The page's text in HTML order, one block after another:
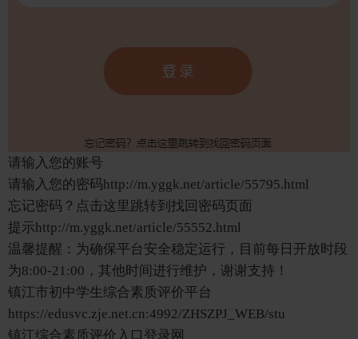
请输入您的账号
请输入您的密码http://m.yggk.net/article/55795.html
忘记密码？点击这里跳转到找回密码页面
提示http://m.yggk.net/article/55552.html
温馨提醒：为确保平台安全稳定运行，目前每日开放时段
为8:00-21:00，其他时间进行维护，谢谢支持！
镇江市初中学生综合素质评价平台
https://edusvc.zje.net.cn:4992/ZHSZPJ_WEB/stu
镇江综合素质评价入口登录网